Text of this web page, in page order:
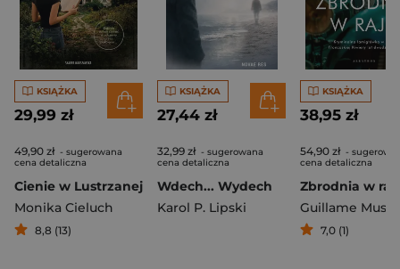
KSIĄŻKA
29,99 zł
49,90 zł - sugerowana
cena detaliczna
Cienie w Lustrzanej
Monika Cieluch
8,8 (13)
KSIĄŻKA
27,44 zł
32,99 zł - sugerowana
cena detaliczna
Wdech... Wydech
Karol P. Lipski
KSIĄŻKA
38,95 zł
54,90 zł -
cena detaliczna
Zbrodnia w
Guillame Musso
7,0 (1)